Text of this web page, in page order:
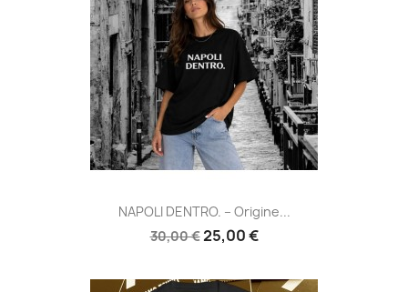
NAPOLI DENTRO. – Origine...
30,00 €25,00 €